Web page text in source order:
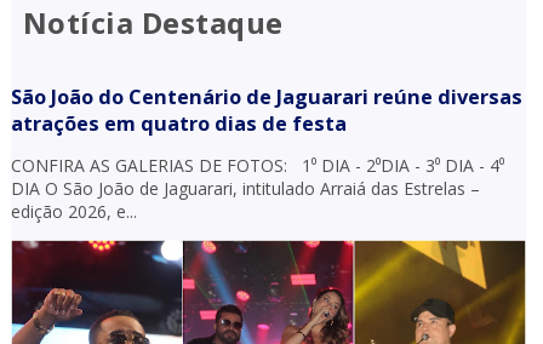
Notícia Destaque
São João do Centenário de Jaguarari reúne diversas
atrações em quatro dias de festa
CONFIRA AS GALERIAS DE FOTOS: 1⁰ DIA - 2⁰DIA - 3⁰ DIA - 4⁰
DIA O São João de Jaguarari, intitulado Arraiá das Estrelas –
edição 2026, e...